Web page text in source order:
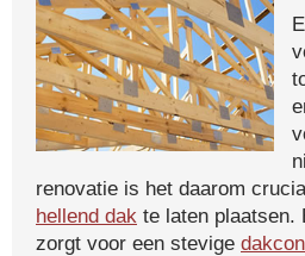
renovatie is het daarom
hellend dak te laten plaatsen.
zorgt voor een stevige